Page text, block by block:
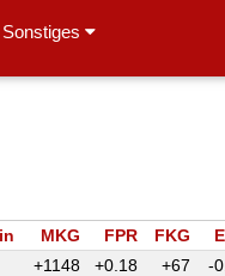
Sonstiges
MKG FPR FKG
+1148 +0.18 +67 -